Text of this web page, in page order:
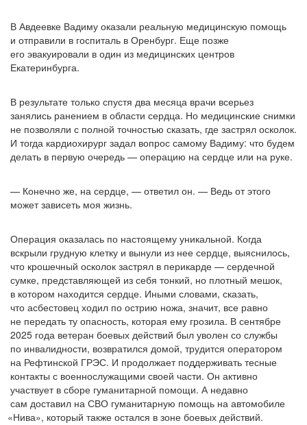
В Авдеевке Вадиму оказали реальную медицинскую помощь
и отправили в госпиталь в Оренбург. Еще позже
его эвакуировали в один из медицинских центров
Екатеринбурга.
В результате только спустя два месяца врачи всерьез
занялись ранением в области сердца. Но медицинские снимки
не позволяли с полной точностью сказать, где застрял осколок.
И тогда кардиохирург задал вопрос самому Вадиму: что будем
делать в первую очередь — операцию на сердце или на руке.
— Конечно же, на сердце, — ответил он. — Ведь от этого
может зависеть моя жизнь.
Операция оказалась по настоящему уникальной. Когда
вскрыли грудную клетку и вынули из нее сердце, выяснилось,
что крошечный осколок застрял в перикарде — сердечной
сумке, представляющей из себя тонкий, но плотный мешок,
в котором находится сердце. Иными словами, сказать,
что асбестовец ходил по острию ножа, значит, все равно
не передать ту опасность, которая ему грозила. В сентябре
2025 года ветеран боевых действий был уволен со службы
по инвалидности, возвратился домой, трудится оператором
на Рефтинской ГРЭС. И продолжает поддерживать тесные
контакты с военнослужащими своей части. Он активно
участвует в сборе гуманитарной помощи. А недавно
сам доставил на СВО гуманитарную помощь на автомобиле
«Нива», который также остался в зоне боевых действий.